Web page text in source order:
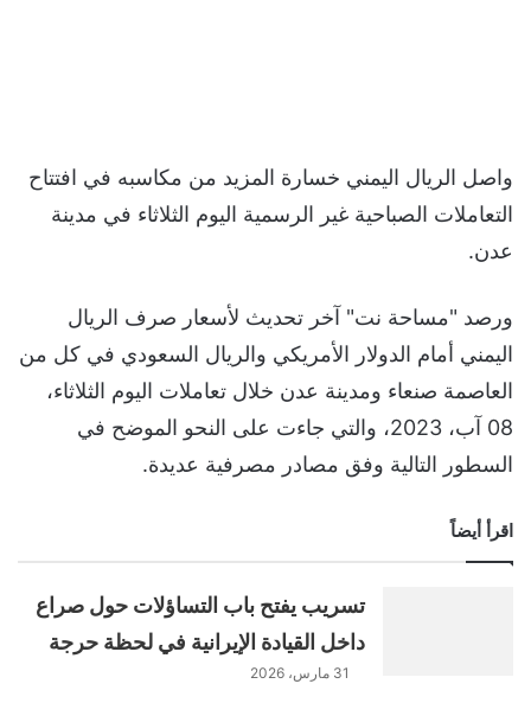
واصل الريال اليمني خسارة المزيد من مكاسبه في افتتاح
التعاملات الصباحية غير الرسمية اليوم الثلاثاء في مدينة
عدن.
ورصد "مساحة نت" آخر تحديث لأسعار صرف الريال
اليمني أمام الدولار الأمريكي والريال السعودي في كل من
العاصمة صنعاء ومدينة عدن خلال تعاملات اليوم الثلاثاء،
08 آب، 2023، والتي جاءت على النحو الموضح في
السطور التالية وفق مصادر مصرفية عديدة.
اقرأ أيضاً
تسريب يفتح باب التساؤلات حول صراع
داخل القيادة الإيرانية في لحظة حرجة
31 مارس، 2026